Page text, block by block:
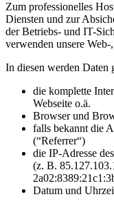
Zum professionelles
Diensten und zur
der Betriebs- und IT-
verwenden unsere
In diesen werden Daten
die komplette
Webseite o.ä.
Browser und
falls bekannt die
(“Referrer“)
die IP-Adresse
(z. B.
Datum und